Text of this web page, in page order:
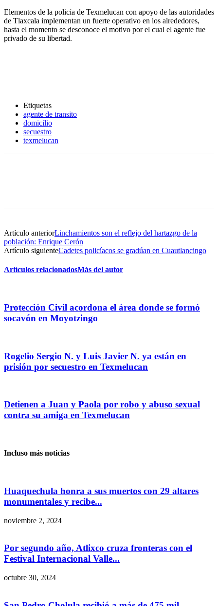
Elementos de la policía de Texmelucan con apoyo de las autoridades
de Tlaxcala implementan un fuerte operativo en los alrededores,
hasta el momento se desconoce el motivo por el cual el agente fue
privado de su libertad.
Etiquetas
agente de transito
domicilio
secuestro
texmelucan
Artículo anteriorLinchamientos son el reflejo del hartazgo de la
población: Enrique Cerón
Artículo siguienteCadetes policíacos se gradúan en Cuautlancingo
Artículos relacionadosMás del autor
Protección Civil acordona el área donde se formó
socavón en Moyotzingo
Rogelio Sergio N. y Luis Javier N. ya están en
prisión por secuestro en Texmelucan
Detienen a Juan y Paola por robo y abuso sexual
contra su amiga en Texmelucan
Incluso más noticias
Huaquechula honra a sus muertos con 29 altares
monumentales y recibe...
noviembre 2, 2024
Por segundo año, Atlixco cruza fronteras con el
Festival Internacional Valle...
octubre 30, 2024